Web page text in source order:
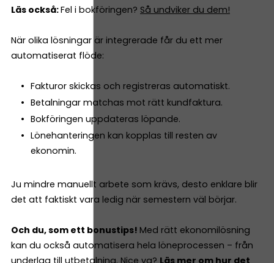
Läs också:Fel i bokföringen? Så undviker du dem!
När olika lösningar är integrerade får du ett mer
automatiserat flöde:
Fakturor skickas och registreras automatiskt.
Betalningar matchas mot rätt kundfaktura.
Bokföringen uppdateras löpande.
Lönehanteringen kan kopplas till resten av
ekonomin.
Ju mindre manuellt arbete som krävs, desto enklare blir
det att faktiskt vara ledig när semestern väl börjar.
Och du, som ett bonustips! Med rätt ekonomilösning
kan du också automatisera hela löneprocessen – från
underlag till utbetalning. Nice va? Läs mer om hur det